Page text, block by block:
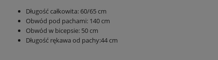
Długość całkowita: 60/65 cm
Obwód pod pachami: 140 cm
Obwód w bicepsie: 50 cm
Długość rękawa od pachy:44 cm